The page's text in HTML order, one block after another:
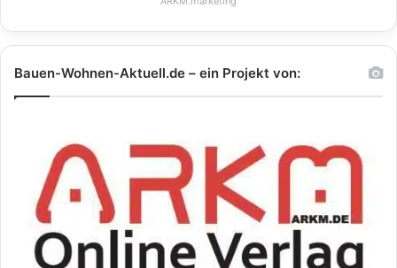
Bauen-Wohnen-Aktuell.de – ein Projekt von: